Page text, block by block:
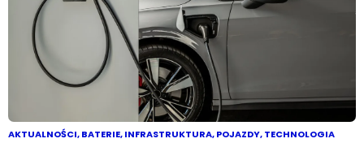
AKTUALNOŚCI,BATERIE,INFRASTRUKTURA,POJAZDY,TECHNOLOGIA